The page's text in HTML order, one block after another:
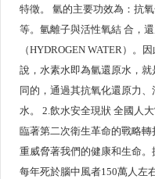
特徵。 氫的主要功效為：抗
等。氫離子與活性氧結 合，
（HYDROGEN WATER）。
說，水素水即為氫還原水，
同的，通過其抗氧化還原力
水。 2.飲水安全現狀 全國人
臨著第二次衛生革命的戰略
重威脅著我們的健康和生命
每年死於腦中風者150萬人左